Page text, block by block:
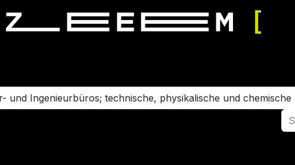
und Ingenieurbüros; technische, physikalische und